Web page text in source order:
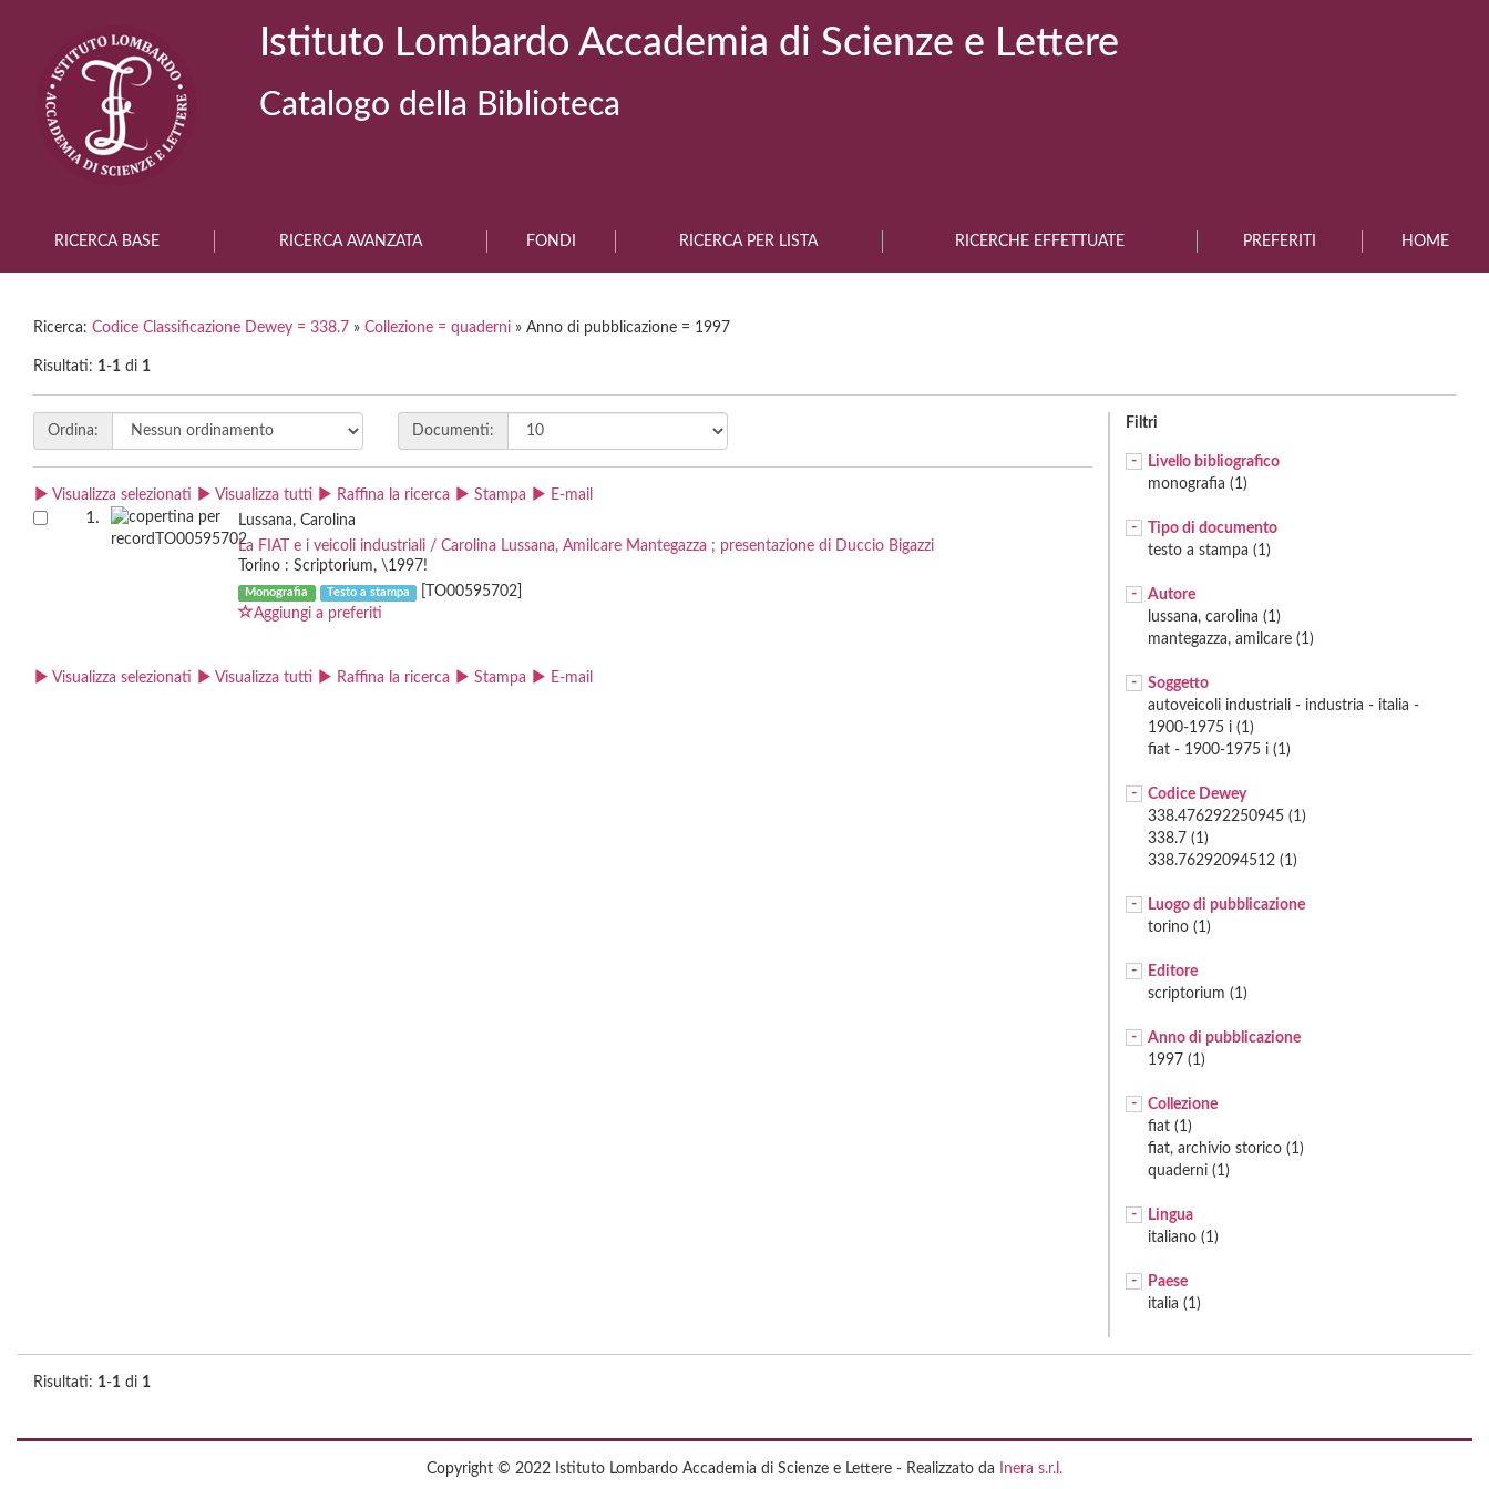
Istituto Lombardo Accademia di Scienze e Lettere
Catalogo della Biblioteca
RICERCA BASE RICERCA AVANZATA FONDI RICERCA PER LISTA RICERCHE EFFETTUATE PREFERITI HOME
Ricerca: Codice Classificazione Dewey = 338.7 » Collezione = quaderni » Anno di pubblicazione = 1997
Risultati: 1-1 di 1
Filtri
Livello bibliografico
monografia (1)
Tipo di documento
testo a stampa (1)
Autore
lussana, carolina (1)
mantegazza, amilcare (1)
Soggetto
autoveicoli industriali - industria - italia -
1900-1975 i (1)
fiat - 1900-1975 i (1)
Codice Dewey
338.476292250945 (1)
338.7 (1)
338.76292094512 (1)
Luogo di pubblicazione
torino (1)
Editore
scriptorium (1)
Anno di pubblicazione
1997 (1)
Collezione
fiat (1)
fiat, archivio storico (1)
quaderni (1)
Lingua
italiano (1)
Paese
italia (1)
Ordina: Documenti:
Visualizza selezionati Visualizza tutti Raffina la ricerca Stampa E-mail
1.
Lussana, Carolina
La FIAT e i veicoli industriali / Carolina Lussana, Amilcare Mantegazza ; presentazione di Duccio Bigazzi
Torino : Scriptorium, \1997!
Monografia Testo a stampa
[TO00595702]
Aggiungi a preferiti
Visualizza selezionati Visualizza tutti Raffina la ricerca Stampa E-mail
Risultati: 1-1 di 1
Copyright © 2022 Istituto Lombardo Accademia di Scienze e Lettere - Realizzato da Inera s.r.l.